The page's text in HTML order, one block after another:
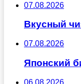
07.08.2026
Вкусный
07.08.2026
Японский
06.08.2026